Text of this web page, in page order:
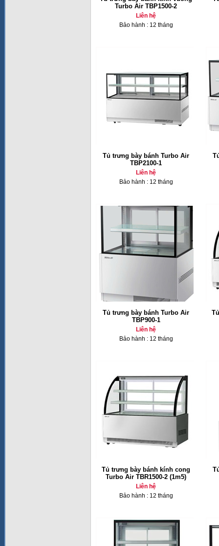
Turbo Air TBP1500-2
Liên hệ
Bảo hành : 12 tháng
Tủ trưng bày bánh Turbo Air
TBP2100-1
Liên hệ
Bảo hành : 12 tháng
Tủ trưng bày bánh Turbo Air
TBP900-1
Liên hệ
Bảo hành : 12 tháng
Tủ trưng bày bánh kính cong
Turbo Air TBR1500-2 (1m5)
Liên hệ
Bảo hành : 12 tháng